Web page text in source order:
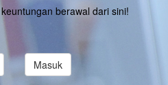
berawal dari sini!
Masuk